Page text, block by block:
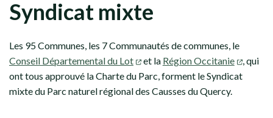
Syndicat mixte
Les 95 Communes, les 7 Communautés de communes, le
Conseil Départemental du Lot
et la Région Occitanie
, qui
ont tous approuvé la Charte du Parc, forment le Syndicat
mixte du Parc naturel régional des Causses du Quercy.